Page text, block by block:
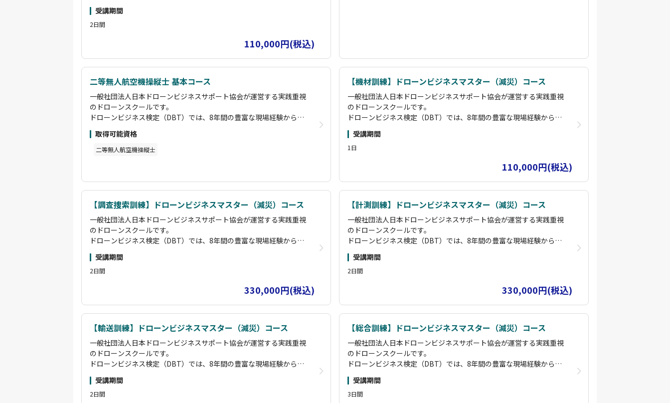
す。
国土交通省認定の講習管理団体として、基礎コース修了者は国家資格
その他にも、企業のニーズに応じたカスタムコースや、実際の災害現
ださい。
また、卒業後はオンラインサロン「ビービズ」に参加することで継続
学習をサポートし、長期的な成長を後押しいたします。
「海洋ごみ移送 ドローン」「空飛ぶクルマ 能登」で検索してみてく
ださい。弊社がドローンの最先端の一翼を担わさせていただいている
状況をご覧いただければと思います。
受講期間
2日間
110,000円(税込)
ださい。
また、卒業後はオンラインサロン「ビービズ」に参加することで継続
学習をサポートし、長期的な成長を後押しいたします。
「海洋ごみ移送 ドローン」「空飛ぶクルマ 能登」で検索してみてく
ださい。弊社がドローンの最先端の一翼を担わさせていただいている
状況をご覧いただければと思います。
二等無人航空機操縦士 基本コース
一般社団法人日本ドローンビジネスサポート協会が運営する実践重視
のドローンスクールです。
ドローンビジネス検定（DBT）では、8年間の豊富な現場経験から構
築したオリジナルカリキュラムにより、即戦力となる実務スキルを習
得できます。
基礎コースから空撮・測量・散布・赤外線診断・運航管理・減災・コ
す。
国土交通省認定の講習管理団体として、基礎コース修了者は国家資格
講習で「経験者」扱いとなります。
その他にも、企業のニーズに応じたカスタムコースや、実際の災害現
場を活用した実践的な講習も実施していますので、お気軽にご相談く
ださい。
また、卒業後はオンラインサロン「ビービズ」に参加することで継続
学習をサポートし、長期的な成長を後押しいたします。
「海洋ごみ移送 ドローン」「空飛ぶクルマ 能登」で検索してみてく
ださい。弊社がドローンの最先端の一翼を担わさせていただいている
取得可能資格
二等無人航空機操縦士
【機材訓練】ドローンビジネスマスター（減災）コース
一般社団法人日本ドローンビジネスサポート協会が運営する実践重視
のドローンスクールです。
ドローンビジネス検定（DBT）では、8年間の豊富な現場経験から構
築したオリジナルカリキュラムにより、即戦力となる実務スキルを習
得できます。
基礎コースから空撮・測量・散布・赤外線診断・運航管理・減災・コ
らプロのドローンパイロットまで、段階的にスキルアップが可能で
す。
国土交通省認定の講習管理団体として、基礎コース修了者は国家資格
講習で「経験者」扱いとなります。
その他にも、企業のニーズに応じたカスタムコースや、実際の災害現
場を活用した実践的な講習も実施していますので、お気軽にご相談く
ださい。
また、卒業後はオンラインサロン「ビービズ」に参加することで継続
学習をサポートし、長期的な成長を後押しいたします。
「海洋ごみ移送 ドローン」「空飛ぶクルマ 能登」で検索してみてく
ださい。弊社がドローンの最先端の一翼を担わさせていただいている
受講期間
1日
110,000円(税込)
【調査捜索訓練】ドローンビジネスマスター（減災）コース
一般社団法人日本ドローンビジネスサポート協会が運営する実践重視
のドローンスクールです。
ドローンビジネス検定（DBT）では、8年間の豊富な現場経験から構
築したオリジナルカリキュラムにより、即戦力となる実務スキルを習
得できます。
基礎コースから空撮・測量・散布・赤外線診断・運航管理・減災・コ
らプロのドローンパイロットまで、段階的にスキルアップが可能で
す。
国土交通省認定の講習管理団体として、基礎コース修了者は国家資格
講習で「経験者」扱いとなります。
その他にも、企業のニーズに応じたカスタムコースや、実際の災害現
場を活用した実践的な講習も実施していますので、お気軽にご相談く
ださい。
また、卒業後はオンラインサロン「ビービズ」に参加することで継続
学習をサポートし、長期的な成長を後押しいたします。
「海洋ごみ移送 ドローン」「空飛ぶクルマ 能登」で検索してみてく
ださい。弊社がドローンの最先端の一翼を担わさせていただいている
受講期間
2日間
330,000円(税込)
【計測訓練】ドローンビジネスマスター（減災）コース
一般社団法人日本ドローンビジネスサポート協会が運営する実践重視
のドローンスクールです。
ドローンビジネス検定（DBT）では、8年間の豊富な現場経験から構
築したオリジナルカリキュラムにより、即戦力となる実務スキルを習
得できます。
基礎コースから空撮・測量・散布・赤外線診断・運航管理・減災・コ
らプロのドローンパイロットまで、段階的にスキルアップが可能で
す。
国土交通省認定の講習管理団体として、基礎コース修了者は国家資格
講習で「経験者」扱いとなります。
その他にも、企業のニーズに応じたカスタムコースや、実際の災害現
場を活用した実践的な講習も実施していますので、お気軽にご相談く
ださい。
また、卒業後はオンラインサロン「ビービズ」に参加することで継続
学習をサポートし、長期的な成長を後押しいたします。
「海洋ごみ移送 ドローン」「空飛ぶクルマ 能登」で検索してみてく
ださい。弊社がドローンの最先端の一翼を担わさせていただいている
受講期間
2日間
330,000円(税込)
【輸送訓練】ドローンビジネスマスター（減災）コース
一般社団法人日本ドローンビジネスサポート協会が運営する実践重視
のドローンスクールです。
ドローンビジネス検定（DBT）では、8年間の豊富な現場経験から構
築したオリジナルカリキュラムにより、即戦力となる実務スキルを習
得できます。
基礎コースから空撮・測量・散布・赤外線診断・運航管理・減災・コ
受講期間
2日間
【総合訓練】ドローンビジネスマスター（減災）コース
一般社団法人日本ドローンビジネスサポート協会が運営する実践重視
のドローンスクールです。
ドローンビジネス検定（DBT）では、8年間の豊富な現場経験から構
築したオリジナルカリキュラムにより、即戦力となる実務スキルを習
得できます。
基礎コースから空撮・測量・散布・赤外線診断・運航管理・減災・コ
受講期間
3日間